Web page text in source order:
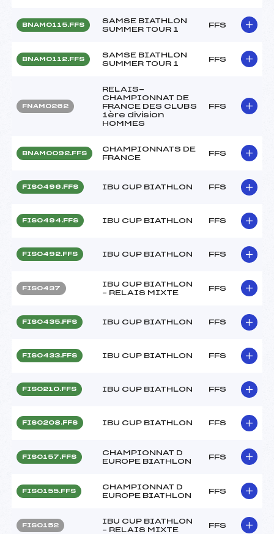
BNAM0115.FFS
SAMSE BIATHLON
SUMMER TOUR 1
FFS
BNAM0112.FFS
SAMSE BIATHLON
SUMMER TOUR 1
FFS
FNAM0262
RELAIS-
CHAMPIONNAT DE
FRANCE DES CLUBS
1ère division
HOMMES
FFS
BNAM0092.FFS
CHAMPIONNATS DE
FRANCE
FFS
FIS0496.FFS IBU CUP BIATHLON FFS
FIS0494.FFS IBU CUP BIATHLON FFS
FIS0492.FFS IBU CUP BIATHLON FFS
FIS0437
IBU CUP BIATHLON
– RELAIS MIXTE
FFS
FIS0435.FFS IBU CUP BIATHLON FFS
FIS0433.FFS IBU CUP BIATHLON FFS
FIS0210.FFS IBU CUP BIATHLON FFS
FIS0208.FFS IBU CUP BIATHLON FFS
FIS0157.FFS
CHAMPIONNAT D
EUROPE BIATHLON
FFS
FIS0155.FFS
CHAMPIONNAT D
EUROPE BIATHLON
FFS
FIS0152
IBU CUP BIATHLON
– RELAIS MIXTE
FFS